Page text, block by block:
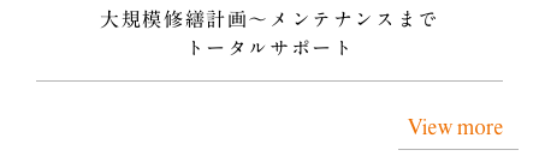
大規模修繕計画〜メンテナンスまで
トータルサポート
View more